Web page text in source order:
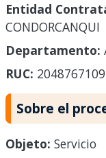
Entidad
CONDORCANQUI
Departamento:
RUC:
Sobre el
Objeto: Servicio